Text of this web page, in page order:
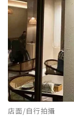
店面/自行拍攝